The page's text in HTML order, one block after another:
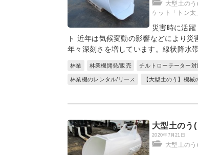
大型土の
ケット「トン太
災害時に活
ト 近年は気候変動の影響などにより
年々深刻さを増しています。線状降水
林業 林業機開発/販売 チルトローテーター
林業機のレンタル/リース 【大型土のう】機械
大型土のう
2020年7月21日
大型土の